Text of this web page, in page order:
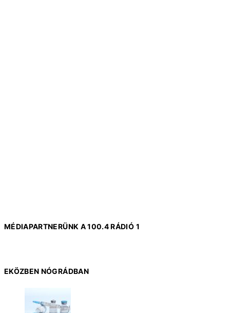
MÉDIAPARTNERÜNK A 100.4 RÁDIÓ 1
EKÖZBEN NÓGRÁDBAN